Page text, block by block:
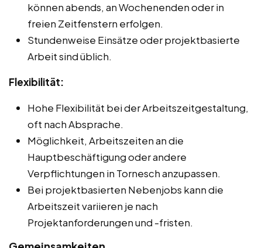
können abends, an Wochenenden oder in
freien Zeitfenstern erfolgen.
Stundenweise Einsätze oder projektbasierte
Arbeit sind üblich.
Flexibilität:
Hohe Flexibilität bei der Arbeitszeitgestaltung,
oft nach Absprache.
Möglichkeit, Arbeitszeiten an die
Hauptbeschäftigung oder andere
Verpflichtungen in Tornesch anzupassen.
Bei projektbasierten Nebenjobs kann die
Arbeitszeit variieren je nach
Projektanforderungen und -fristen.